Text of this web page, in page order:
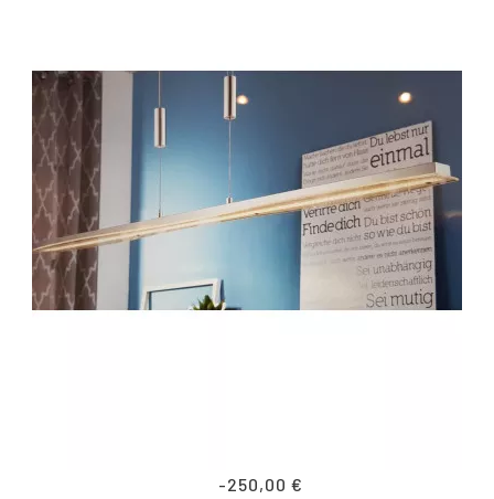
-250,00 €